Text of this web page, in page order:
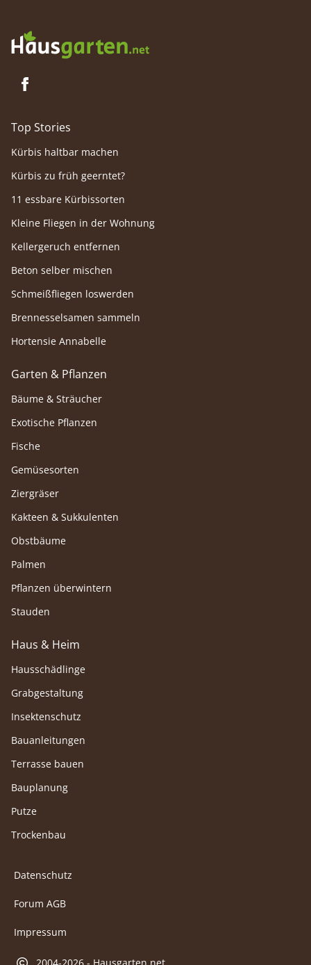
Top Stories
Kürbis haltbar machen
Kürbis zu früh geerntet?
11 essbare Kürbissorten
Kleine Fliegen in der Wohnung
Kellergeruch entfernen
Beton selber mischen
Schmeißfliegen loswerden
Brennesselsamen sammeln
Hortensie Annabelle
Garten & Pflanzen
Bäume & Sträucher
Exotische Pflanzen
Fische
Gemüsesorten
Ziergräser
Kakteen & Sukkulenten
Obstbäume
Palmen
Pflanzen überwintern
Stauden
Haus & Heim
Hausschädlinge
Grabgestaltung
Insektenschutz
Bauanleitungen
Terrasse bauen
Bauplanung
Putze
Trockenbau
Datenschutz
Forum AGB
Impressum